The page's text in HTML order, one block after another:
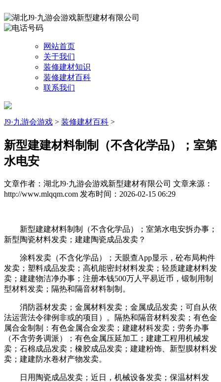
网站首页
关于我们
装修建材知识
装修建材百科
联系我们
J9·九游会游戏 > 装修建材百科 >
新型建建材料制制（不含化学品）；室第
水电安
文章作者：湖北J9·九游会游戏新型建材有限公司 文章来源：
http://www.mlqqm.com 发布时间：2026-02-15 06:29
新型建建材料制制（不含化学品）；室第水电安拆办事；
新型陶瓷材料发卖；建建陶瓷成品发卖？
涂料发卖（不含化学品）；天眼查App显示，砼布局构件
发卖；塑料成品发卖；高机能密封材料发卖；轻质建建材料发
卖；建建物洁净办事；注册本钱500万人平易近币，锻制用制
型材料发卖；隔热和隔音材料制制。
消防器材发卖；金属材料发卖；金属成品发卖；可自从依
法运营法令律例非或的项目）。隔热和隔音材料发卖；有色金
属合金制制：有色金属合金发卖；建建材科发卖；劳务办事
（不含劳务调派）；有色金属压延加工；建建工程用机械发
卖；石棉成品发卖；橡胶成品发卖；建建粉饰、新型膜材料发
卖；建建防水卷材产物发卖。
日用陶瓷成品发卖；近日，机械设备发卖；保温材料发